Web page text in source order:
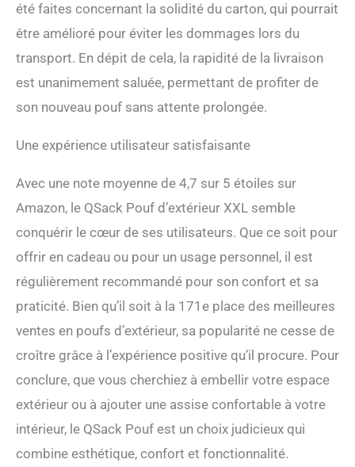
été faites concernant la solidité du carton, qui pourrait
être amélioré pour éviter les dommages lors du
transport. En dépit de cela, la rapidité de la livraison
est unanimement saluée, permettant de profiter de
son nouveau pouf sans attente prolongée.
Une expérience utilisateur satisfaisante
Avec une note moyenne de 4,7 sur 5 étoiles sur
Amazon, le QSack Pouf d’extérieur XXL semble
conquérir le cœur de ses utilisateurs. Que ce soit pour
offrir en cadeau ou pour un usage personnel, il est
régulièrement recommandé pour son confort et sa
praticité. Bien qu’il soit à la 171e place des meilleures
ventes en poufs d’extérieur, sa popularité ne cesse de
croître grâce à l’expérience positive qu’il procure. Pour
conclure, que vous cherchiez à embellir votre espace
extérieur ou à ajouter une assise confortable à votre
intérieur, le QSack Pouf est un choix judicieux qui
combine esthétique, confort et fonctionnalité.